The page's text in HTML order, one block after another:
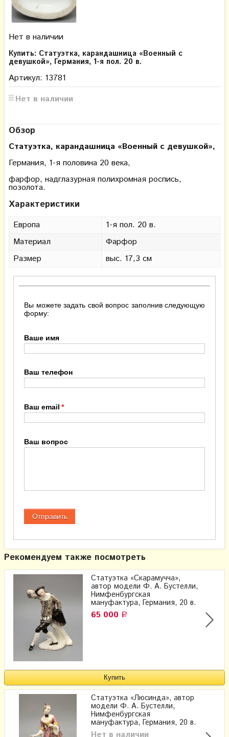
Нет в наличии
Купить: Статуэтка, карандашница «Военный с
девушкой», Германия, 1-я пол. 20 в.
Артикул: 13781
Нет в наличии
Обзор
Статуэтка, карандашница «Военный с девушкой»,
Германия, 1-я половина 20 века,
фарфор, надглазурная полихромная роспись,
позолота.
Характеристики
Европа
1-я пол. 20 в.
Материал
Фарфор
Размер
выс. 17,3 см
Вы можете задать свой вопрос заполнив следующую
форму:
Ваше имя
Ваш телефон
Ваш email
Ваш вопрос
Рекомендуем также посмотреть
Статуэтка «Скарамучча»,
автор модели Ф. А. Бустелли,
Нимфенбургская
мануфактура, Германия, 20 в.
65 000 Р
Статуэтка «Люсинда», автор
модели Ф. А. Бустелли,
Нимфенбургская
мануфактура, Германия, 20 в.